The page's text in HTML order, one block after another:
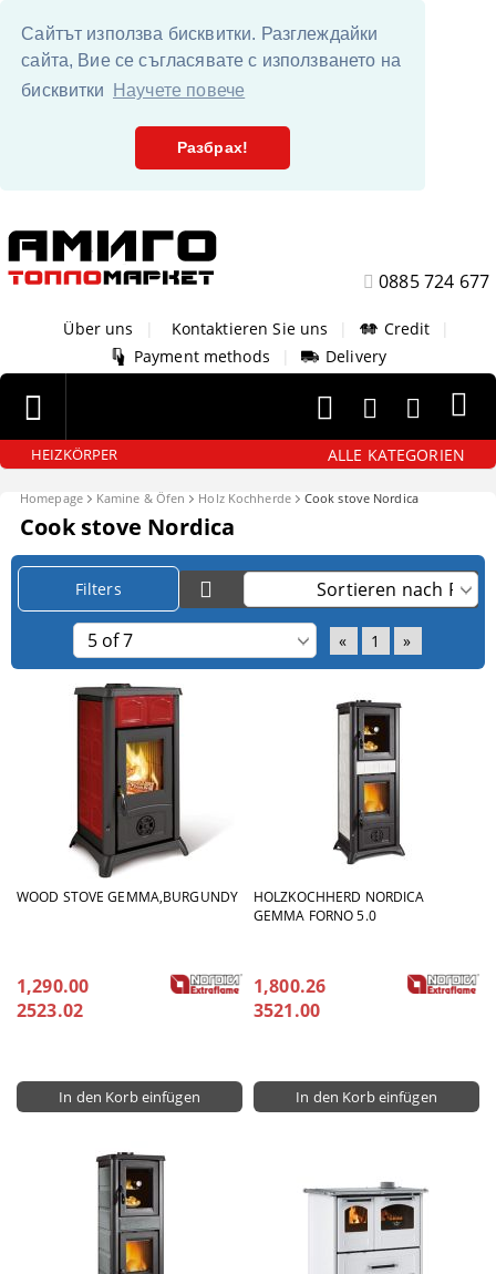
Сайтът използва бисквитки. Разглеждайки
сайта, Вие се съгласявате с използването на
бисквитки
Научете повече
Разбрах!
0885 724 677
Über uns Kontaktieren Sie uns Credit
Payment methods
Delivery
HEIZKÖRPER ALLE KATEGORIEN
Homepage Kamine & Öfen Holz Kochherde Cook stove Nordica
Cook stove Nordica
Filters
« 1 »
WOOD STOVE GEMMA,BURGUNDY
1,290.00
2523.02
HOLZKOCHHERD NORDICA
GEMMA FORNO 5.0
1,800.26
3521.00